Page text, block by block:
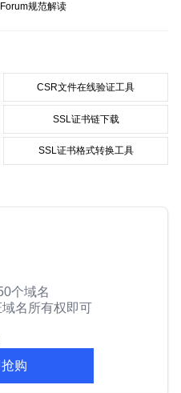
规范解读
CSR文件在线验证工具
SSL证书链下载
SSL证书格式转换工具
个域名
名所有权即可
购